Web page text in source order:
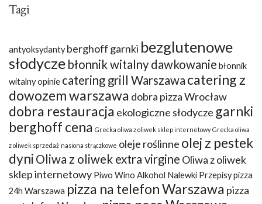
Tagi
antyoksydanty berghoff garnki bezglutenowe
słodycze błonnik witalny dawkowanie błonnik
witalny opinie catering grill Warszawa catering z
dowozem warszawa dobra pizza Wrocław
dobra restauracja ekologiczne słodycze garnki
berghoff cena Grecka oliwa z oliwek sklep internetowy Grecka oliwa
z oliwek sprzedaż nasiona strączkowe oleje roślinne olej z pestek
dyni Oliwa z oliwek extra virgine Oliwa z oliwek
sklep internetowy Piwo Wino Alkohol Nalewki Przepisypizza
24h Warszawa pizza na telefon Warszawa pizza